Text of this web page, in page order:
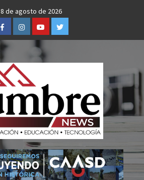
8 de agosto de 2026
FacebookInstagramYoutubeTwitter